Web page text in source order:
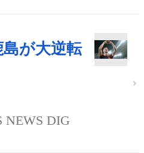
が大逆転
NEWS DIG